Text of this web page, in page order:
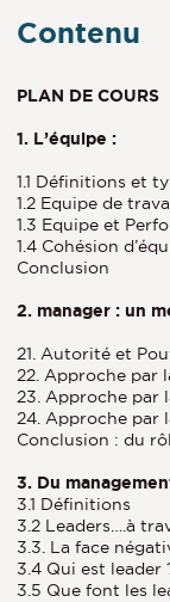
Contenu
PLAN DE COURS
1. L’équipe :
1.1 Définitions et
1.2 Equipe de
1.3 Equipe et
1.4 Cohésion
Conclusion
2. manager : un
21. Autorité et
22. Approche par
23. Approche par
24. Approche par
Conclusion : du
3. Du
3.1 Définitions
3.2 Leaders….à
3.3. La face
3.4 Qui est leader
3.5 Que font les